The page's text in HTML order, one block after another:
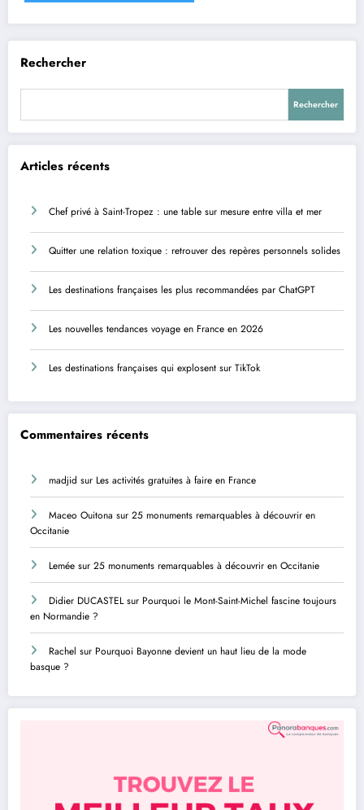
Rechercher
Rechercher
Articles récents
Chef privé à Saint-Tropez : une table sur mesure entre villa et mer
Quitter une relation toxique : retrouver des repères personnels solides
Les destinations françaises les plus recommandées par ChatGPT
Les nouvelles tendances voyage en France en 2026
Les destinations françaises qui explosent sur TikTok
Commentaires récents
madjid sur Les activités gratuites à faire en France
Maceo Ouitona sur 25 monuments remarquables à découvrir en
Occitanie
Lemée sur 25 monuments remarquables à découvrir en Occitanie
Didier DUCASTELsur Pourquoi le Mont-Saint-Michel fascine toujours
en Normandie ?
Rachel sur Pourquoi Bayonne devient un haut lieu de la mode
basque ?